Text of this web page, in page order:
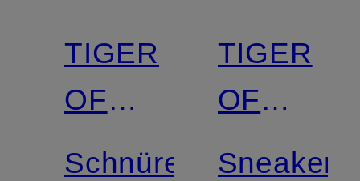
TIGER
OF
SWEDEN
Schnürer
TIGER
OF
SWEDEN
Sneaker